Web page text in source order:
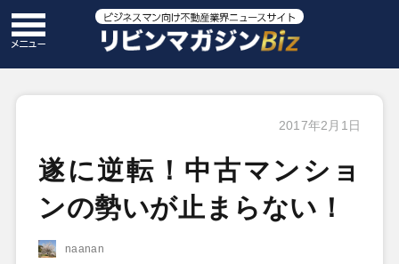
2017年2月1日
遂に逆転！中古マンショ
ンの勢いが止まらない！
naanan